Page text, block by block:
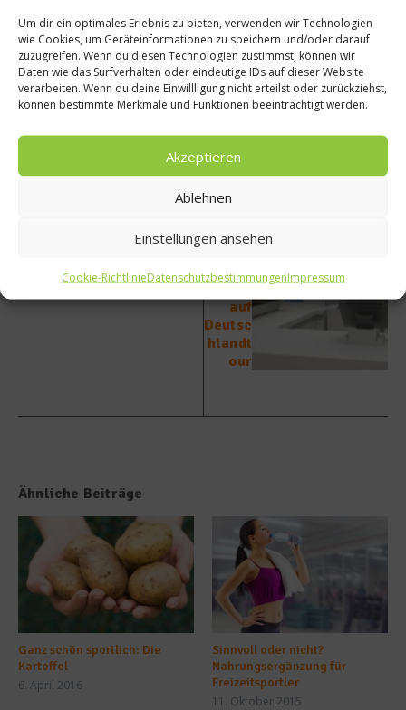
Um dir ein optimales Erlebnis zu bieten, verwenden wir Technologien
wie Cookies, um Geräteinformationen zu speichern und/oder darauf
zuzugreifen. Wenn du diesen Technologien zustimmst, können wir
Daten wie das Surfverhalten oder eindeutige IDs auf dieser Website
verarbeiten. Wenn du deine Einwillligung nicht erteilst oder zurückziehst,
können bestimmte Merkmale und Funktionen beeinträchtigt werden.
Akzeptieren
Ablehnen
Einstellungen ansehen
Cookie-RichtlinieDatenschutzbestimmungenImpressum
Beitrag teilen
Ölwec
hsel in
Küche
Nächster Beitrag
Quadr
ate in
Stadt
Ritter
Sport
auf
Deutsc
hlandt
our
Ähnliche Beiträge
Ganz schön sportlich: Die
Kartoffel
6. April 2016
Sinnvoll oder nicht?
Nahrungsergänzung für
Freizeitsportler
11. Oktober 2015